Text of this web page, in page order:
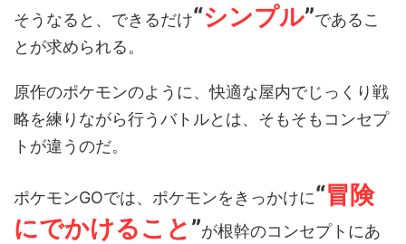
そうなると、できるだけ“シンプル”であるこ
とが求められる。
原作のポケモンのように、快適な屋内でじっくり戦
略を練りながら行うバトルとは、そもそもコンセプ
トが違うのだ。
ポケモンGOでは、ポケモンをきっかけに“冒険
にでかけること”が根幹のコンセプトにあ